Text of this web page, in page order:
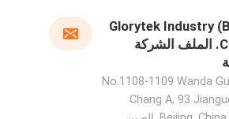
Glorytek Industry
Co., Ltd. الملف الشركة
No.1108-1109 Wanda
Chang A, 93